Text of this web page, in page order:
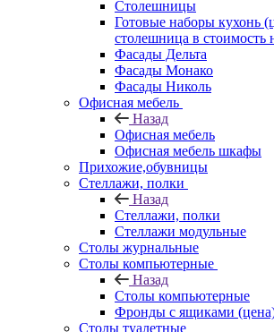
Столешницы
Готовые наборы кухонь
столешница в стоимость
Фасады Дельта
Фасады Монако
Фасады Николь
Офисная мебель
Назад
Офисная мебель
Офисная мебель шкафы
Прихожие,обувницы
Стеллажи, полки
Назад
Стеллажи, полки
Стеллажи модульные
Столы журнальные
Столы компьютерные
Назад
Столы компьютерные
Фронды с ящиками
Столы туалетные